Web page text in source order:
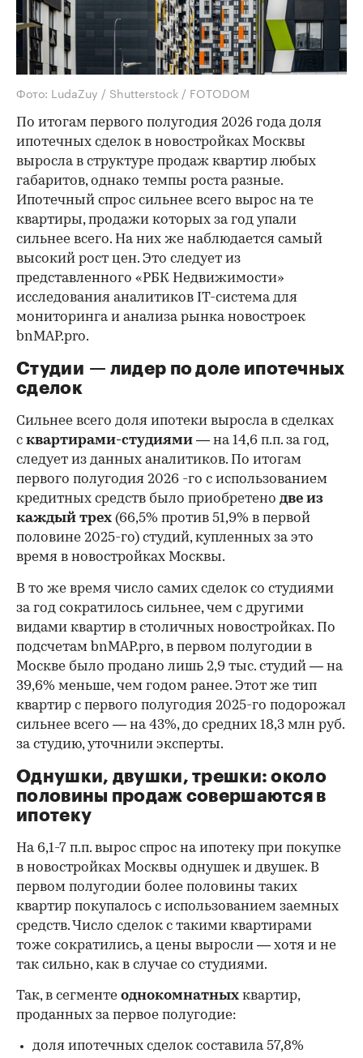
Фото: LudaZuy / Shutterstock / FOTODOM
По итогам первого полугодия 2026 года доля
ипотечных сделок в новостройках Москвы
выросла в структуре продаж квартир любых
габаритов, однако темпы роста разные.
Ипотечный спрос сильнее всего вырос на те
квартиры, продажи которых за год упали
сильнее всего. На них же наблюдается самый
высокий рост цен. Это следует из
представленного «РБК Недвижимости»
исследования аналитиков IT-система для
мониторинга и анализа рынка новостроек
bnMAP.pro.
Студии — лидер по доле ипотечных
сделок
Сильнее всего доля ипотеки выросла в сделках
с квартирами-студиями — на 14,6 п.п. за год,
следует из данных аналитиков. По итогам
первого полугодия 2026 -го с использованием
кредитных средств было приобретено две из
каждый трех (66,5% против 51,9% в первой
половине 2025-го) студий, купленных за это
время в новостройках Москвы.
00:00 / 00:00
В то же время число самих сделок со студиями
за год сократилось сильнее, чем с другими
видами квартир в столичных новостройках. По
подсчетам bnMAP.pro, в первом полугодии в
Москве было продано лишь 2,9 тыс. студий — на
39,6% меньше, чем годом ранее. Этот же тип
квартир с первого полугодия 2025-го подорожал
сильнее всего — на 43%, до средних 18,3 млн руб.
за студию, уточнили эксперты.
Однушки, двушки, трешки: около
половины продаж совершаются в
ипотеку
На 6,1-7 п.п. вырос спрос на ипотеку при покупке
в новостройках Москвы однушек и двушек. В
первом полугодии более половины таких
квартир покупалось с использованием заемных
средств. Число сделок с такими квартирами
тоже сократились, а цены выросли — хотя и не
так сильно, как в случае со студиями.
Так, в сегменте однокомнатных квартир,
проданных за первое полугодие:
доля ипотечных сделок составила 57,8%